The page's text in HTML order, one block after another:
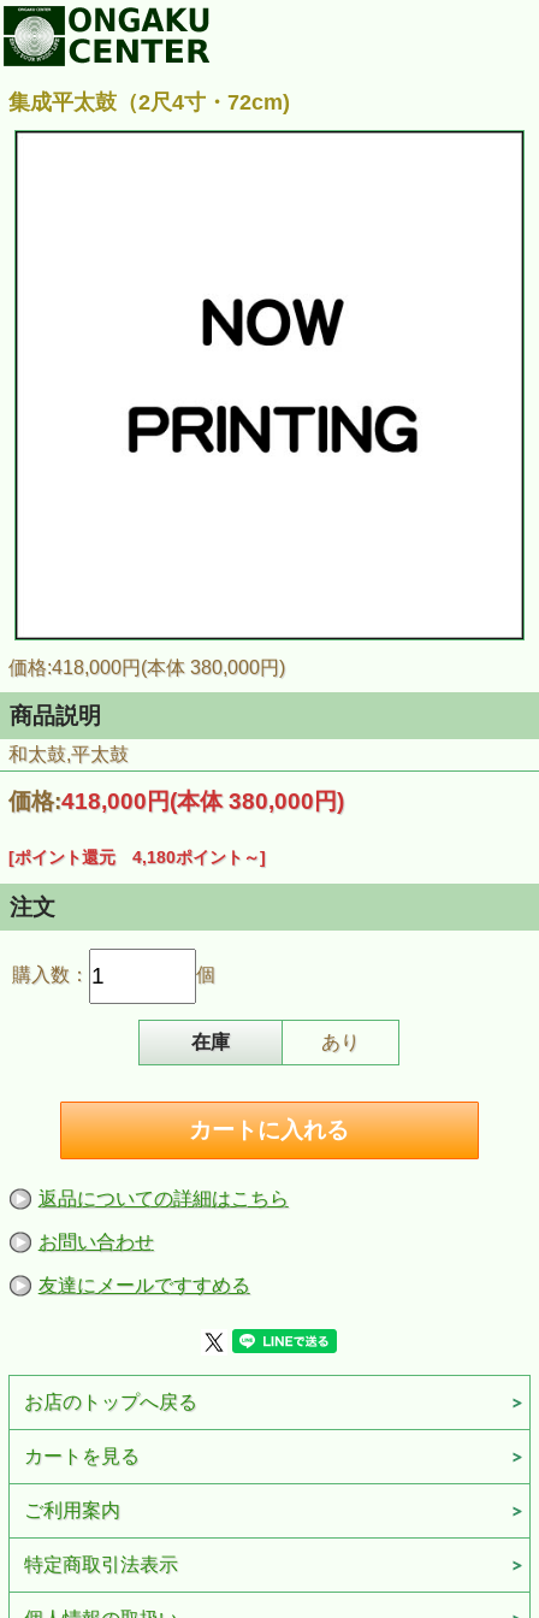
集成平太鼓（2尺4寸・72cm)
価格:418,000円(本体 380,000円)
商品説明
和太鼓,平太鼓
価格:418,000円(本体 380,000円)
[ポイント還元 4,180ポイント～]
注文
購入数： 個
在庫 あり
返品についての詳細はこちら
お問い合わせ
友達にメールですすめる
お店のトップへ戻る
カートを見る
ご利用案内
特定商取引法表示